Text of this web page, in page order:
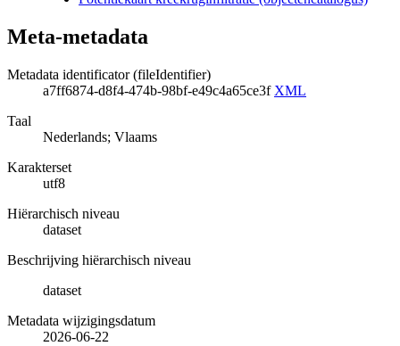
Meta-metadata
Metadata identificator (fileIdentifier)
a7ff6874-d8f4-474b-98bf-e49c4a65ce3f XML
Taal
Nederlands; Vlaams
Karakterset
utf8
Hiërarchisch niveau
dataset
Beschrijving hiërarchisch niveau
dataset
Metadata wijzigingsdatum
2026-06-22